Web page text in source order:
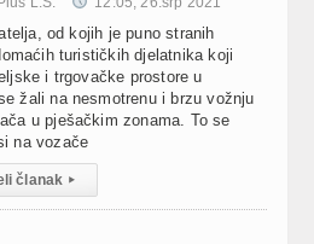
od kojih je puno stranih
turističkih djelatnika koji
i trgovačke prostore u
žali na nesmotrenu i brzu vožnju
u pješačkim zonama. To se
na vozače
članak ▸